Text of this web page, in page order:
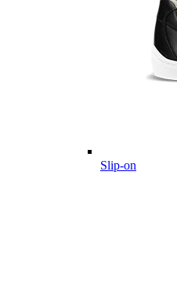
Slip-on